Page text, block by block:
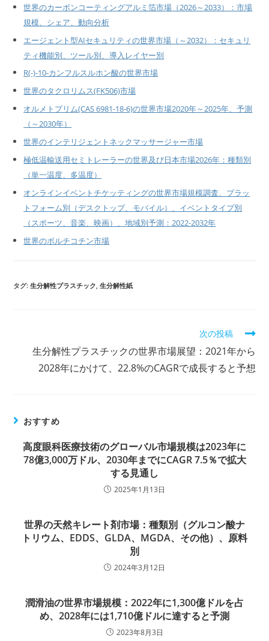
世界のカーボンコーティングアルミ箔市場（2026～2033）：市場
規模、シェア、動向分析
エージェント型AIセキュリティの世界市場（～2032）：セキュリ
ティ機能別、ツール別、導入レイヤー別
R(-)-10-カンフルスルホン酸の世界市場
世界のタクロリムス(FK506)市場
オルメトプリム(CAS 6981-18-6)の世界市場2020年～2025年、予測
（～2030年）
世界のインテリジェントネックマッサージャー市場
極低温輸送用セミトレーラーの世界及び日本市場2026年：種類別
（単一温度、多温度）
オンラインイベントチケッティングの世界市場規模調査、プラッ
トフォーム別（デスクトップ、モバイル）、イベントタイプ別
（スポーツ、音楽、映画）、地域別予測：2022-2032年
世界のボルチコチン市場
タグ:生分解性プラスチック 生分解性紙
む
次の投稿
生分解性プラスチックの世界市場展望：2021年から
2028年にかけて、22.8%のCAGRで成長すると予想
おすすめ
高度眼科医療技術のグローバル市場規模は2023年に
78億3,000万ドル、2030年までにCAGR 7.5％で拡大
する見通し
2025年1月13日
世界の天然キレート剤市場：種類別（グルコン酸ナ
トリウム、EDDS、GLDA、MGDA、その他）、原料
別
2024年3月12日
潤滑油の世界市場規模：2022年に1,300億ドルを占
め、2028年には1,710億ドルに達すると予測
2023年8月3日